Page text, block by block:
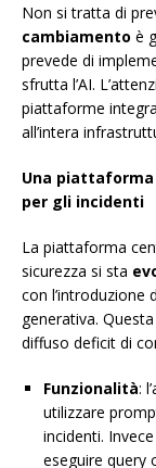
Non si tratta di
cambiamento è
prevede di
sfrutta l’AI.
piattaforme
all’intera
Una
per gli incidenti
La piattaforma
sicurezza si sta
con l’introduzione
generativa.
diffuso deficit di
Funzionalità:
utilizzare
incidenti.
eseguire query